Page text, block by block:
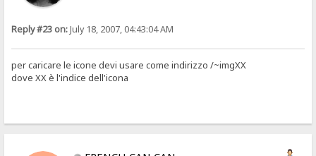
Reply #23 on:July 18, 2007, 04:43:04 AM
per caricare le icone devi usare come indirizzo /~imgXX
dove XX è l'indice dell'icona